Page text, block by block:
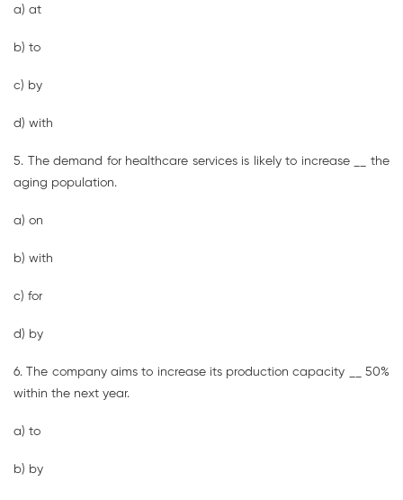
a) at
b) to
c) by
d) with
5. The demand for healthcare services is likely to increase __ the
aging population.
a) on
b) with
c) for
d) by
6. The company aims to increase its production capacity __ 50%
within the next year.
a) to
b) by